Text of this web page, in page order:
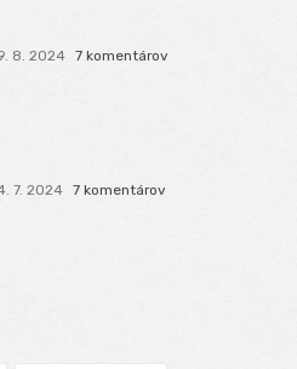
8. 2024 7 komentárov
7. 2024 7 komentárov